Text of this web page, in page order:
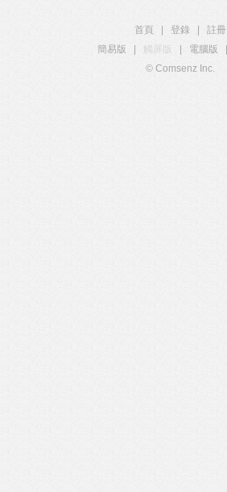
首頁 登錄
註冊
簡易版
觸屏版 電腦版
© Comsenz Inc.